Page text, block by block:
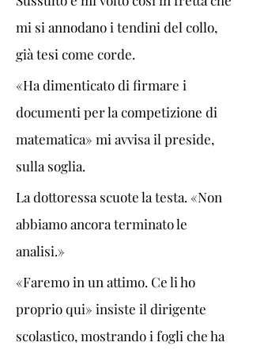
mi si annodano i tendini del collo,
già tesi come corde.
«Ha dimenticato di firmare i
documenti per la competizione di
matematica» mi avvisa il preside,
sulla soglia.
La dottoressa scuote la testa. «Non
abbiamo ancora terminato le
analisi.»
«Faremo in un attimo. Ce li ho
proprio qui» insiste il dirigente
scolastico, mostrando i fogli che ha